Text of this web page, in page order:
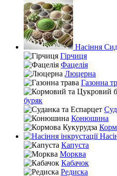
Насіння
Гірчиця
Фацелія
Люцерна
Газонна
буряк
Конюшина
Капуста
Морква
Кабачок
Редиска